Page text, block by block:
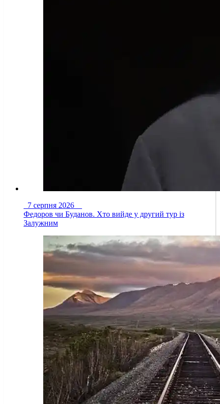
7 серпня 2026
Федоров чи Буданов. Хто вийде у другий тур із
Залужним